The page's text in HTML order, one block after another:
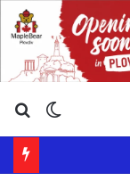
Търсене ...